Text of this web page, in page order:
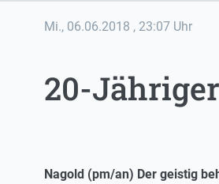
Mi., 06.06.2018 , 23:07 Uhr
20-
Nagold (pm/an) Der geistig